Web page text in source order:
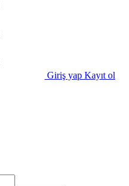
Giriş yap Kayıt ol